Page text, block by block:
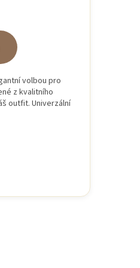
volbou pro
z kvalitního
outfit. Univerzální